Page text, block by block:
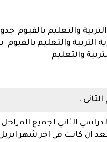
والتعليم بالفيوم
التربية والتعليم بالفيوم
والتعليم
.
الثاني لجميع